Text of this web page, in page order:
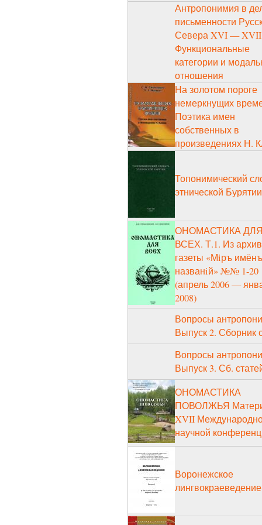
Антропонимия в
письменности
Севера XVI —
Функциональные
категории и
отношения
На золотом пороге
немеркнущих
Поэтика имен
собственных в
произведениях Н.
Топонимический
этнической Бурятии
ОНОМАСТИКА
ВСЕХ. Т.1. Из
газеты «Мiръ
названiй» №№ 1-20
(апрель 2006 —
2008)
Вопросы
Выпуск 2. Сборник
Вопросы
Выпуск 3. Сб.
ОНОМАСТИКА
ПОВОЛЖЬЯ
XVII
научной
Воронежское